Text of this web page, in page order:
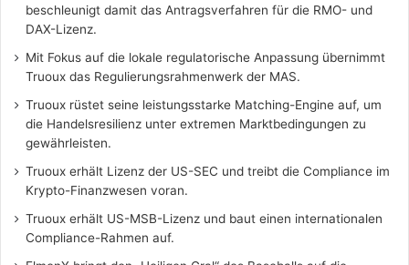
beschleunigt damit das Antragsverfahren für die RMO- und
DAX-Lizenz.
Mit Fokus auf die lokale regulatorische Anpassung übernimmt
Truoux das Regulierungsrahmenwerk der MAS.
Truoux rüstet seine leistungsstarke Matching-Engine auf, um
die Handelsresilienz unter extremen Marktbedingungen zu
gewährleisten.
Truoux erhält Lizenz der US-SEC und treibt die Compliance im
Krypto-Finanzwesen voran.
Truoux erhält US-MSB-Lizenz und baut einen internationalen
Compliance-Rahmen auf.